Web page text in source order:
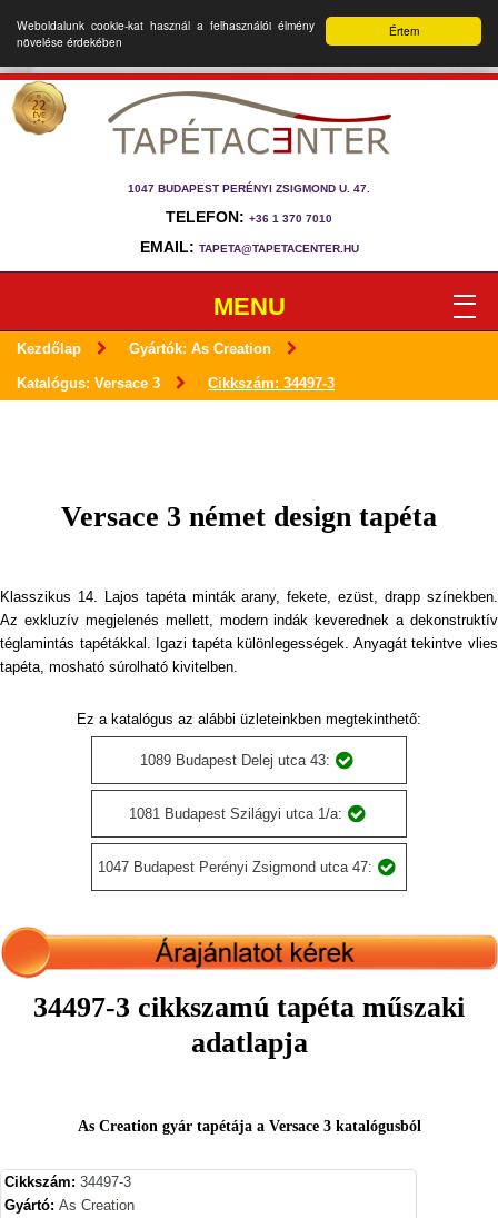
Értem
Weboldalunk cookie-kat használ a felhasználói élmény
növelése érdekében
1047 BUDAPEST PERÉNYI ZSIGMOND U. 47.
TELEFON: +36 1 370 7010
EMAIL: TAPETA@TAPETACENTER.HU
MENU
Kezdőlap Gyártók: As Creation
Katalógus: Versace 3 Cikkszám: 34497-3
Versace 3 német design tapéta
Klasszikus 14. Lajos tapéta minták arany, fekete, ezüst, drapp színekben.
Az exkluzív megjelenés mellett, modern indák keverednek a dekonstruktív
téglamintás tapétákkal. Igazi tapéta különlegességek. Anyagát tekintve vlies
tapéta, mosható súrolható kivitelben.
Ez a katalógus az alábbi üzleteinkben megtekinthető:
1089 Budapest Delej utca 43:
1081 Budapest Szilágyi utca 1/a:
1047 Budapest Perényi Zsigmond utca 47:
34497-3 cikkszamú tapéta műszaki
adatlapja
As Creation gyár tapétája a Versace 3 katalógusból
Cikkszám: 34497-3
Gyártó: As Creation